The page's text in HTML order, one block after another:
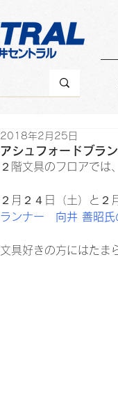
アシュフォードブラ
2018年2月25日
２階文具のフロアでは
２月２４日（土）と２
ランナー　向井 善昭
文具好きの方にはたま